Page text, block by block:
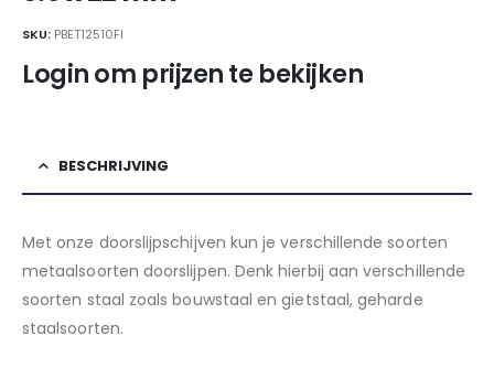
SKU: PBET12510FI
Login om prijzen te bekijken
BESCHRIJVING
Met onze doorslijpschijven kun je verschillende soorten
metaalsoorten doorslijpen. Denk hierbij aan verschillende
soorten staal zoals bouwstaal en gietstaal, geharde
staalsoorten.